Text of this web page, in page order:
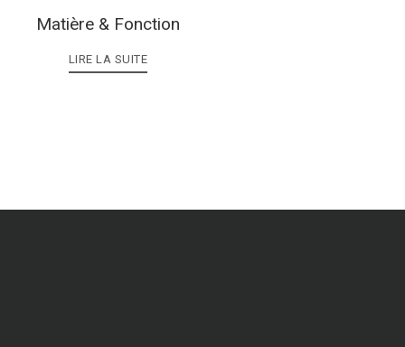
Matière & Fonction
LIRE LA SUITE